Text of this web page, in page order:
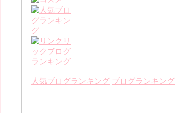
人気ブログランキング ブログランキング